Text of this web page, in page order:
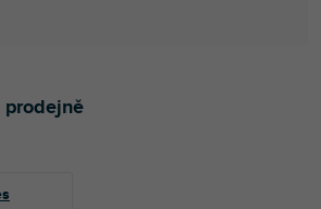
prodejně